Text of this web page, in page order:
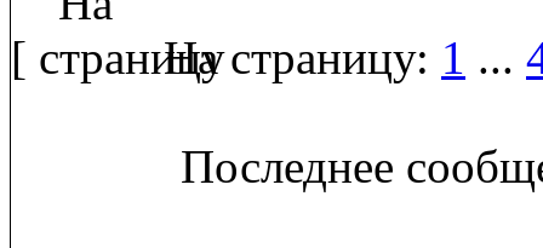
[ На страницу: 1 ...
Последнее